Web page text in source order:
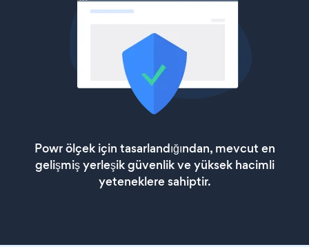
Powr ölçek için tasarlandığından, mevcut en
gelişmiş yerleşik güvenlik ve yüksek hacimli
yeteneklere sahiptir.